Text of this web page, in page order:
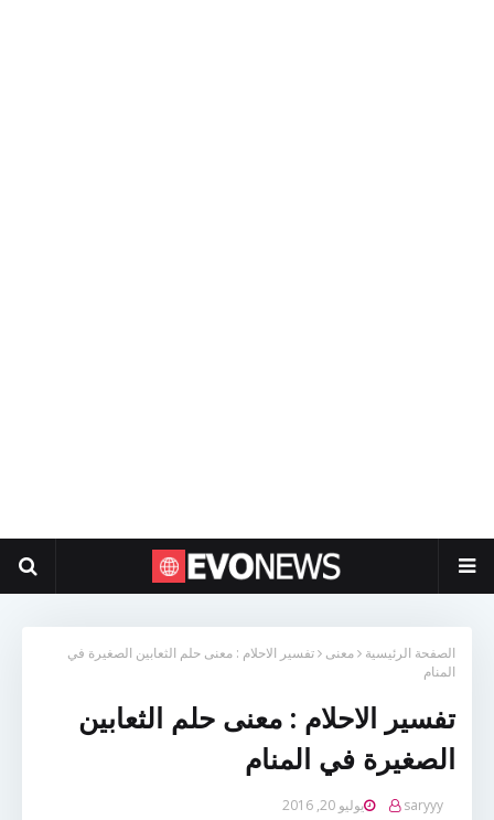
الصفحة الرئيسية معنى
تفسير الاحلام : معنى حلم الثعابين الصغيرة في
المنام
تفسير الاحلام : معنى حلم الثعابين
الصغيرة في المنام
saryyy يوليو 20, 2016